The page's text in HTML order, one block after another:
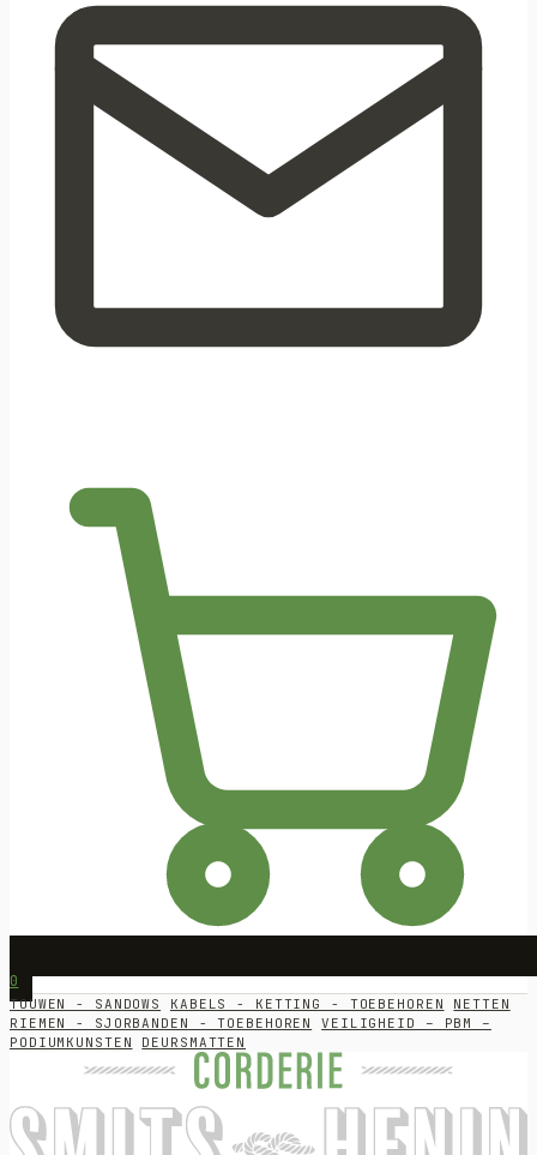
0
TOUWEN - SANDOWS KABELS - KETTING - TOEBEHOREN
NETTEN
RIEMEN - SJORBANDEN - TOEBEHOREN
VEILIGHEID – PBM –
PODIUMKUNSTEN
DEURSMATTEN